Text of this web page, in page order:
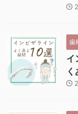
歯
イ